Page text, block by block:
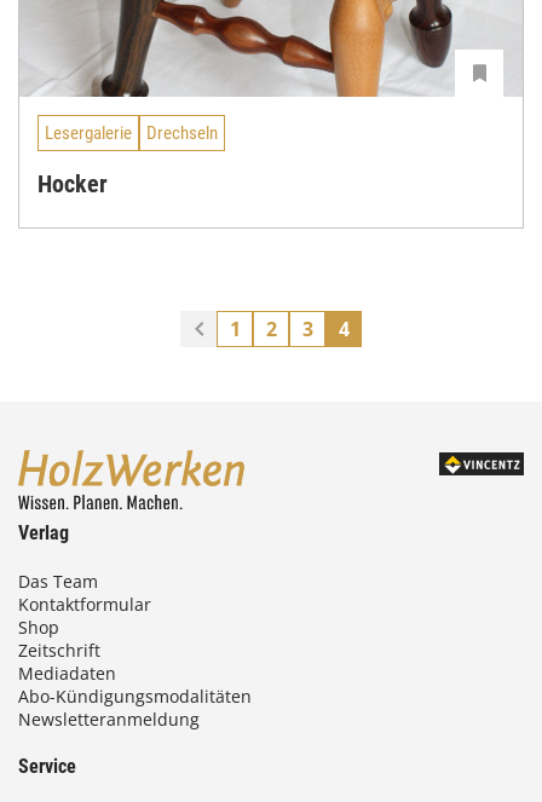
Lesergalerie Drechseln
Hocker
1 2 3 4
Verlag
Das Team
Kontaktformular
Shop
Zeitschrift
Mediadaten
Abo-Kündigungsmodalitäten
Newsletteranmeldung
Service